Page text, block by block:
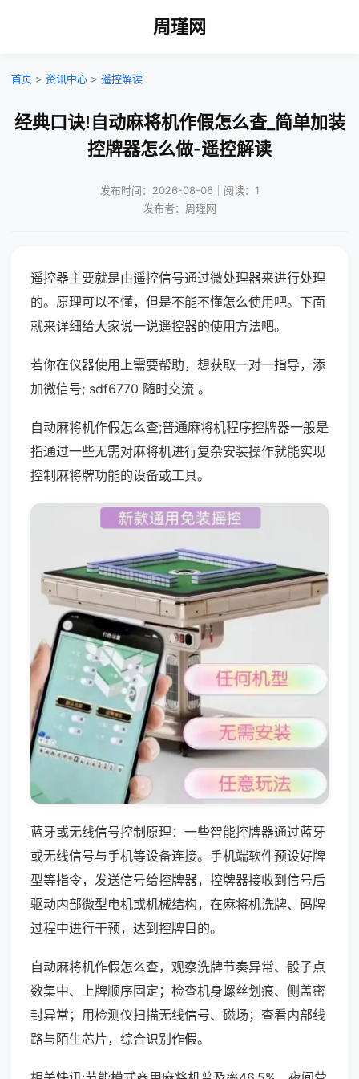
周瑾网
首页 > 资讯中心 > 遥控解读
经典口诀!自动麻将机作假怎么查_简单加装
控牌器怎么做-遥控解读
发布时间：2026-08-06｜阅读：1
发布者：周瑾网
遥控器主要就是由遥控信号通过微处理器来进行处理
的。原理可以不懂，但是不能不懂怎么使用吧。下面
就来详细给大家说一说遥控器的使用方法吧。
若你在仪器使用上需要帮助，想获取一对一指导，添
加微信号; sdf6770 随时交流 。
自动麻将机作假怎么查;普通麻将机程序控牌器一般是
指通过一些无需对麻将机进行复杂安装操作就能实现
控制麻将牌功能的设备或工具。
蓝牙或无线信号控制原理：一些智能控牌器通过蓝牙
或无线信号与手机等设备连接。手机端软件预设好牌
型等指令，发送信号给控牌器，控牌器接收到信号后
驱动内部微型电机或机械结构，在麻将机洗牌、码牌
过程中进行干预，达到控牌目的。
自动麻将机作假怎么查，观察洗牌节奏异常、骰子点
数集中、上牌顺序固定；检查机身螺丝划痕、侧盖密
封异常；用检测仪扫描无线信号、磁场；查看内部线
路与陌生芯片，综合识别作假。